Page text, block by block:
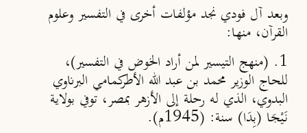
وبعد آل فودي نجد مؤلفات أخرى في التفسير وعلوم
القرآن، منها:
1. (منهج التيسير لمن أراد الخوض في التفسير)،
للحاج الوزير محمد بن عبد الله الأطركمامي البرناوي
البدوي، الذي له رحلة إلى الأزهر بمصر، توفي بولاية
نَيْجَا (بِدَا) سنة: (1945م).